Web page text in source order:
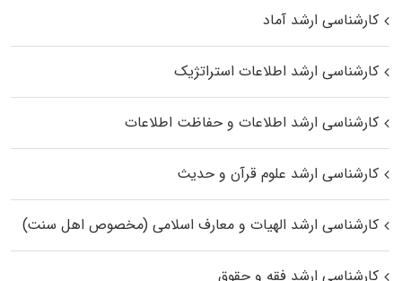
کارشناسی ارشد آماد
کارشناسی ارشد اطلاعات استراتژیک
کارشناسی ارشد اطلاعات و حفاظت اطلاعات
کارشناسی ارشد علوم قرآن و حدیث
کارشناسی ارشد الهیات و معارف اسلامی (مخصوص اهل سنت)
کارشناسی ارشد فقه و حقوق